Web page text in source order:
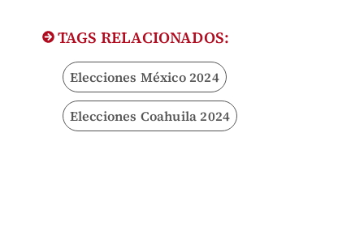
TAGS RELACIONADOS:
Elecciones México 2024
Elecciones Coahuila 2024